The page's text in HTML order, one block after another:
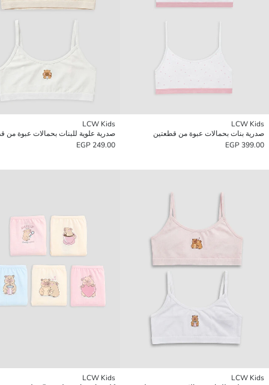
LCW Kids
صدرية بنات بحمالات عبوة من قطعتين
399.00 EGP
LCW Kids
صدرية علوية للبنات بحمالات عبوة من
249.00 EGP
LCW Kids
LCW Kids